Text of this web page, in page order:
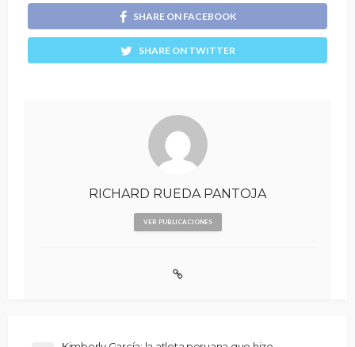
SHARE ON FACEBOOK
SHARE ON TWITTER
RICHARD RUEDA PANTOJA
VER PUBLICACIONES